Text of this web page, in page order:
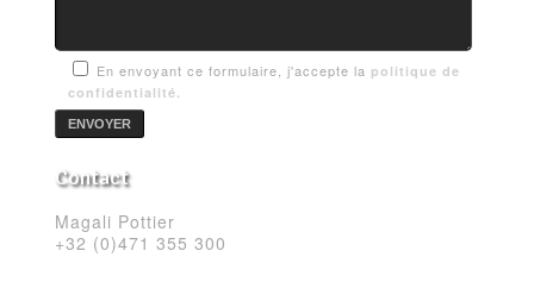
En envoyant ce formulaire, j'accepte la politique de
confidentialité.
Contact
Magali Pottier
+32 (0)471 355 300